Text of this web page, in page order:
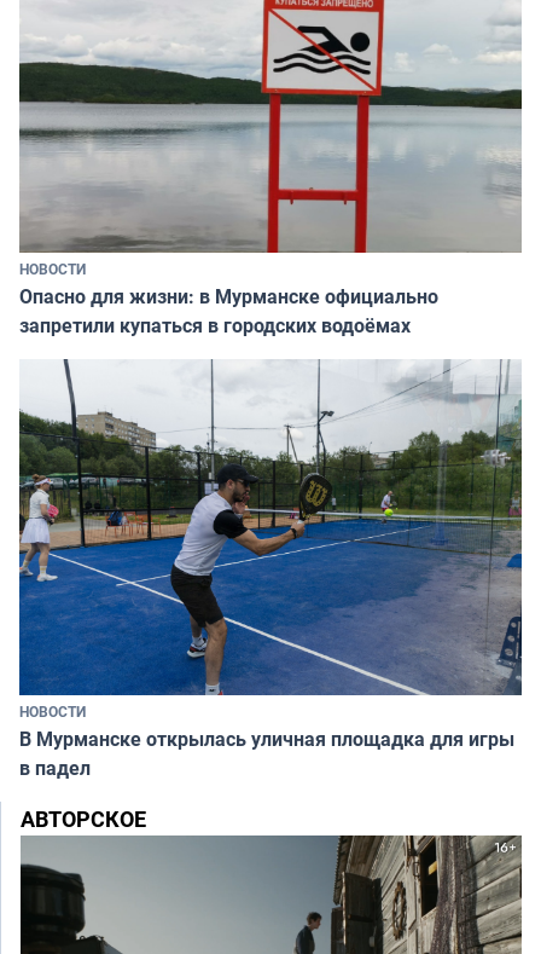
НОВОСТИ
Опасно для жизни: в Мурманске официально
запретили купаться в городских водоёмах
НОВОСТИ
В Мурманске открылась уличная площадка для игры
в падел
АВТОРСКОЕ